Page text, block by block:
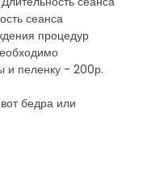
сеанса
процедур
и пеленку - 200р.
бедра или